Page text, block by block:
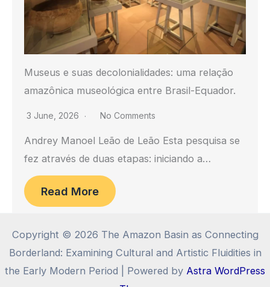
Museus e suas decolonialidades: uma relação
amazônica museológica entre Brasil-Equador.
3 June, 2026 No Comments
Andrey Manoel Leão de Leão Esta pesquisa se
fez através de duas etapas: iniciando a…
Read More
Copyright © 2026 The Amazon Basin as Connecting
Borderland: Examining Cultural and Artistic Fluidities in
the Early Modern Period | Powered by Astra WordPress